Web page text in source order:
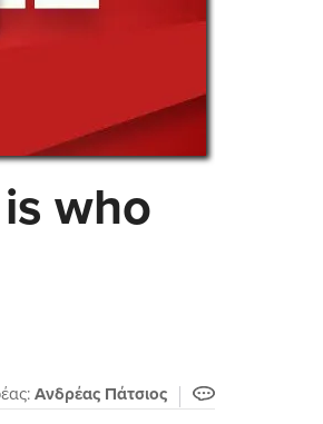
who
Ανδρέας Πάτσιος